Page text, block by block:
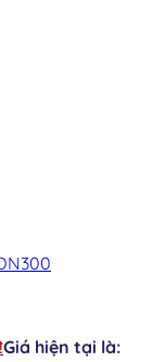
Giá hiện tại là: